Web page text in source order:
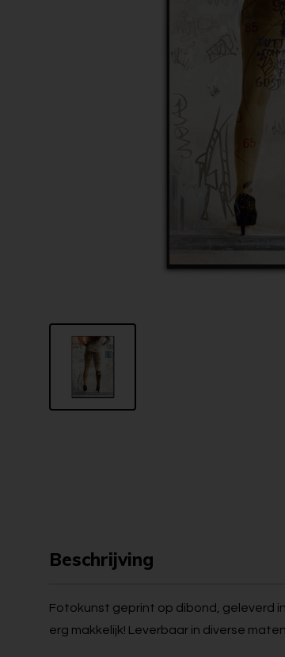
Beschrijving
Fotokunst geprint op dibond, geleverd
erg makkelijk! Leverbaar in diverse maten.